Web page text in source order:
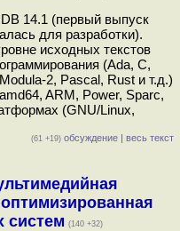
14.1 (первый выпуск
для разработки).
исходных текстов
(Ada, C,
2, Pascal, Rust и т.д.)
ARM, Power, Sparc,
(GNU/Linux,
(61 +19) обсуждение | весь текст
(140 +32)